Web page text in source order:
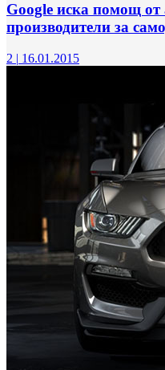
Google иска помощ от
производители за
2 | 16.01.2015